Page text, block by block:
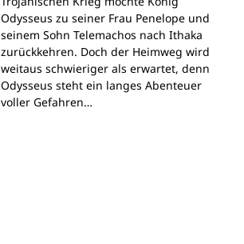
Odysseus zu seiner Frau Penelope und
seinem Sohn Telemachos nach Ithaka
zurückkehren. Doch der Heimweg wird
weitaus schwieriger als erwartet, denn
Odysseus steht ein langes Abenteuer
voller Gefahren…